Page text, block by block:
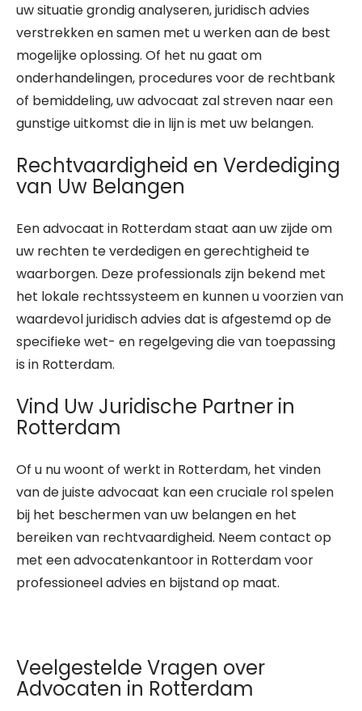
uw situatie grondig analyseren, juridisch advies
verstrekken en samen met u werken aan de best
mogelijke oplossing. Of het nu gaat om
onderhandelingen, procedures voor de rechtbank
of bemiddeling, uw advocaat zal streven naar een
gunstige uitkomst die in lijn is met uw belangen.
Rechtvaardigheid en Verdediging
van Uw Belangen
Een advocaat in Rotterdam staat aan uw zijde om
uw rechten te verdedigen en gerechtigheid te
waarborgen. Deze professionals zijn bekend met
het lokale rechtssysteem en kunnen u voorzien van
waardevol juridisch advies dat is afgestemd op de
specifieke wet- en regelgeving die van toepassing
is in Rotterdam.
Vind Uw Juridische Partner in
Rotterdam
Of u nu woont of werkt in Rotterdam, het vinden
van de juiste advocaat kan een cruciale rol spelen
bij het beschermen van uw belangen en het
bereiken van rechtvaardigheid. Neem contact op
met een advocatenkantoor in Rotterdam voor
professioneel advies en bijstand op maat.
Veelgestelde Vragen over
Advocaten in Rotterdam